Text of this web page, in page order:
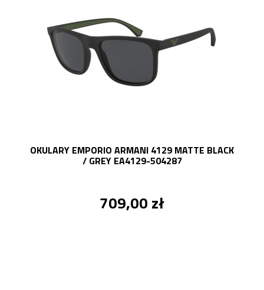
OKULARY EMPORIO ARMANI 4129 MATTE BLACK
/ GREY EA4129-504287
709,00 zł